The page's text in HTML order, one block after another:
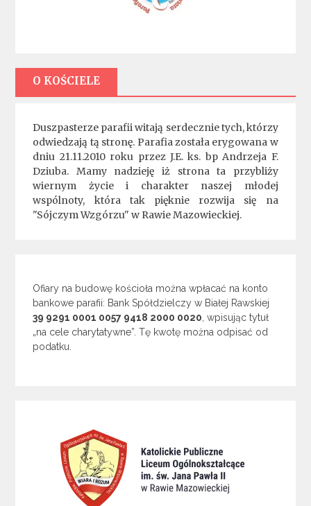
O KOŚCIELE
Duszpasterze parafii witają serdecznie tych, którzy
odwiedzają tą stronę. Parafia została erygowana w
dniu 21.11.2010 roku przez J.E. ks. bp Andrzeja F.
Dziuba. Mamy nadzieję iż strona ta przybliży
wiernym życie i charakter naszej młodej
wspólnoty, która tak pięknie rozwija się na
"Sójczym Wzgórzu" w Rawie Mazowieckiej.
Ofiary na budowę kościoła można wpłacać na konto
bankowe parafii: Bank Spółdzielczy w Białej Rawskiej
39 9291 0001 0057 9418 2000 0020 , wpisując tytuł
„na cele charytatywne”. Tę kwotę można odpisać od
podatku.